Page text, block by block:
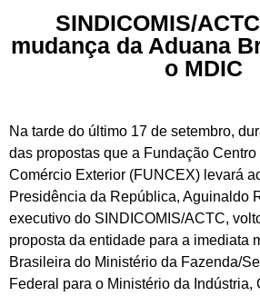
SINDICOMIS/
mudança da Aduana
o MDIC
Na tarde do último 17 de setembro,
das propostas que a Fundação
Comércio Exterior (FUNCEX) levará
Presidência da República, Aguinaldo
executivo do SINDICOMIS/ACTC,
proposta da entidade para a imediata
Brasileira do Ministério da Fazenda/
Federal para o Ministério da Indústria,